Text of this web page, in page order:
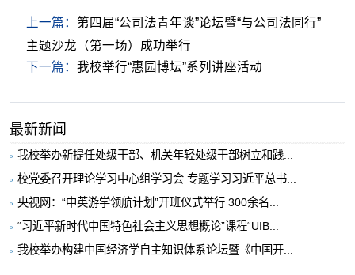
上一篇： 第四届“公司法青年谈”论坛暨“与公司法同行”
主题沙龙（第一场）成功举行
下一篇： 我校举行“惠园博坛”系列讲座活动
最新新闻
我校举办新提任处级干部、机关年轻处级干部树立和践...
校党委召开理论学习中心组学习会 专题学习习近平总书...
央视网：“中英游学领航计划”开班仪式举行 300余名...
“习近平新时代中国特色社会主义思想概论”课程“UIB...
我校举办构建中国经济学自主知识体系论坛暨《中国开...